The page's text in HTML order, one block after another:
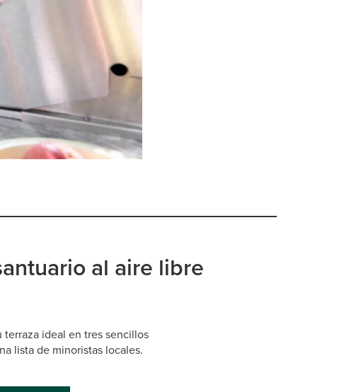
al aire libre
ideal en tres sencillos
lista de minoristas locales.